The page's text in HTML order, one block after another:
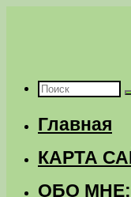
Что
искать:
Главная
КАРТА
ОБО МНЕ: